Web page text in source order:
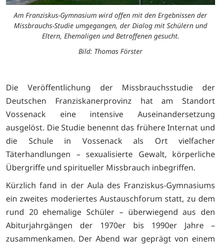
Am Franziskus-Gymnasium wird offen mit den Ergebnissen der
Missbrauchs-Studie umgegangen, der Dialog mit Schülern und
Eltern, Ehemaligen und Betroffenen gesucht.
Bild: Thomas Förster
Die Veröffentlichung der Missbrauchsstudie der
Deutschen Franziskanerprovinz hat am Standort
Vossenack eine intensive Auseinandersetzung
ausgelöst. Die Studie benennt das frühere Internat und
die Schule in Vossenack als Ort vielfacher
Täterhandlungen – sexualisierte Gewalt, körperliche
Übergriffe und spiritueller Missbrauch inbegriffen.
Kürzlich fand in der Aula des Franziskus-Gymnasiums
ein zweites moderiertes Austauschforum statt, zu dem
rund 20 ehemalige Schüler – überwiegend aus den
Abiturjahrgängen der 1970er bis 1990er Jahre –
zusammenkamen. Der Abend war geprägt von einem